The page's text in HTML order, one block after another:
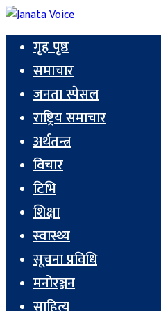
गृह पृष्ठ
समाचार
जनता स्पेसल
राष्ट्रिय समाचार
अर्थतन्त्र
विचार
टिभि
शिक्षा
स्वास्थ्य
सूचना प्रविधि
मनोरञ्जन